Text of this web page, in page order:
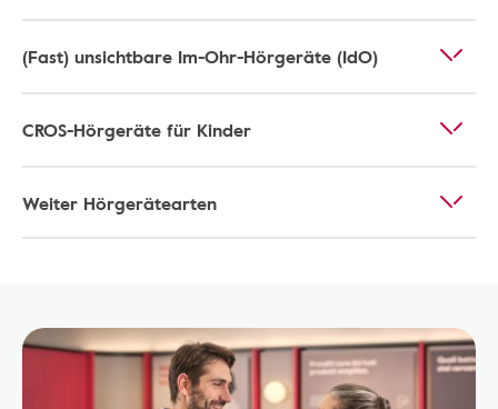
(Fast) unsichtbare Im-Ohr-Hörgeräte (IdO)
CROS-Hörgeräte für Kinder
Weiter Hörgerätearten